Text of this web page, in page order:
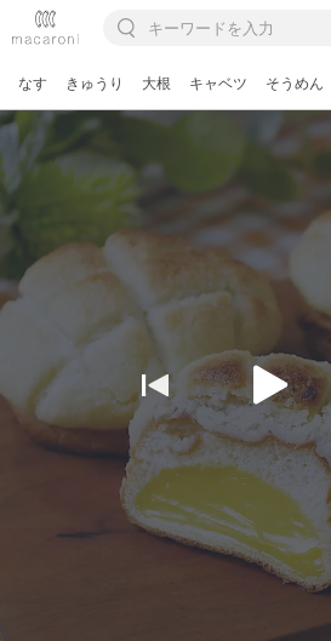
なす きゅうり 大根 キャベツ そうめん